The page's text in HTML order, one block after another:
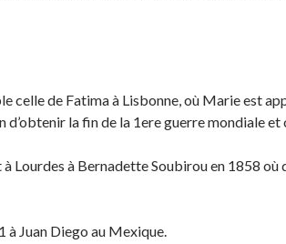
celle de Fatima à Lisbonne, où Marie est
la fin de la 1ere guerre mondiale et
Lourdes à Bernadette Soubirou en 1858
à Juan Diego au Mexique.